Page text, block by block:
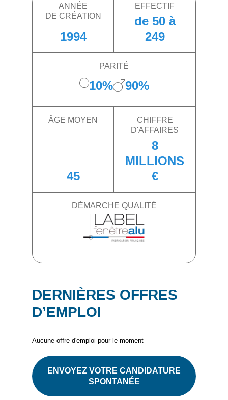
ANNÉE
DE CRÉATION
1994
EFFECTIF
de 50 à
249
PARITÉ
10% 90%
ÂGE MOYEN
45
CHIFFRE
D'AFFAIRES
8
MILLIONS
€
DÉMARCHE QUALITÉ
DERNIÈRES OFFRES
D’EMPLOI
Aucune offre d'emploi pour le moment
ENVOYEZ VOTRE CANDIDATURE
SPONTANÉE